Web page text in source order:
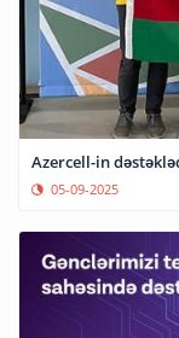
Azercell-in
05-09-2025